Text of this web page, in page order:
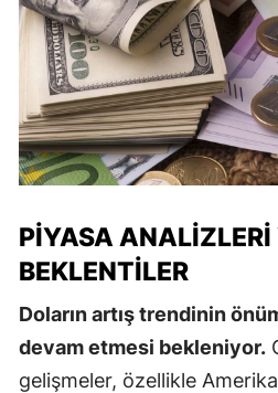
PIYASA ANALIZLERI
BEKLENTILER
Doların artış trendinin
devam etmesi bekleniyor.
gelişmeler, özellikle